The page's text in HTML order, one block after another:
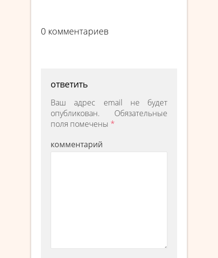
0 комментариев
ответить
Ваш адрес email не будет
опубликован.
Обязательные
поля помечены *
комментарий